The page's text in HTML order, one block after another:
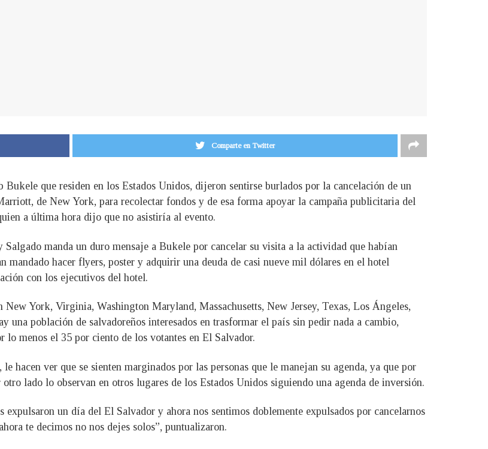
Comparte en Twitter
que residen en los Estados Unidos, dijeron sentirse burlados por la cancelación de un
de New York, para recolectar fondos y de esa forma apoyar la campaña publicitaria del
a última hora dijo que no asistiría al evento.
manda un duro mensaje a Bukele por cancelar su visita a la actividad que habían
mandado hacer flyers, poster y adquirir una deuda de casi nueve mil dólares en el hotel
con los ejecutivos del hotel.
York, Virginia, Washington Maryland, Massachusetts, New Jersey, Texas, Los Ángeles,
una población de salvadoreños interesados en trasformar el país sin pedir nada a cambio,
menos el 35 por ciento de los votantes en El Salvador.
hacen ver que se sienten marginados por las personas que le manejan su agenda, ya que por
lado lo observan en otros lugares de los Estados Unidos siguiendo una agenda de inversión.
expulsaron un día del El Salvador y ahora nos sentimos doblemente expulsados por cancelarnos
te decimos no nos dejes solos”, puntualizaron.